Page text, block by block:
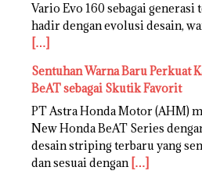
Vario Evo 160 sebagai
hadir dengan evolusi desain,
[…]
Sentuhan Warna Baru Perkuat
BeAT sebagai Skutik Favorit
PT Astra Honda Motor (AHM)
New Honda BeAT Series
desain striping terbaru yang
dan sesuai dengan […]